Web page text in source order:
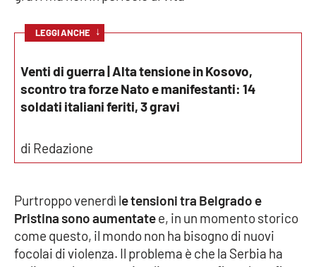
LOCALI
Catanzaro
Crotone
Vibo Valentia
Reggio Calabria
Lamezia Terme
LEGGI ANCHE ↓
Venti di guerra | Alta tensione in Kosovo,
scontro tra forze Nato e manifestanti: 14
soldati italiani feriti, 3 gravi
di Redazione
Purtroppo venerdì le tensioni tra Belgrado e
Pristina sono aumentatee, in un momento storico
come questo, il mondo non ha bisogno di nuovi
focolai di violenza. Il problema è che la Serbia ha